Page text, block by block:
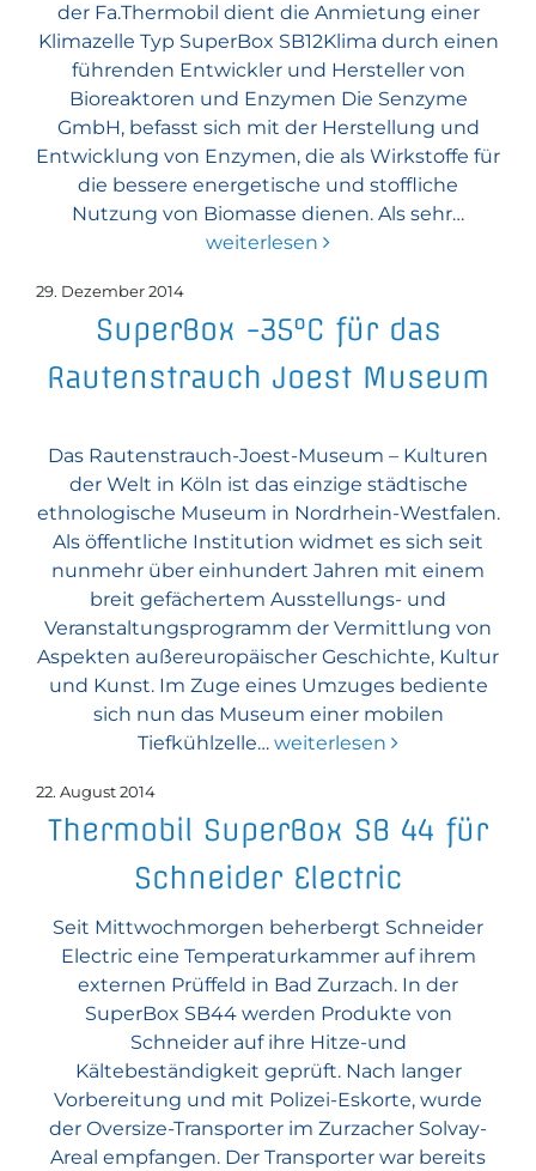
der Fa.Thermobil dient die Anmietung einer
Klimazelle Typ SuperBox SB12Klima durch einen
führenden Entwickler und Hersteller von
Bioreaktoren und Enzymen Die Senzyme
GmbH, befasst sich mit der Herstellung und
Entwicklung von Enzymen, die als Wirkstoffe für
die bessere energetische und stoffliche
Nutzung von Biomasse dienen. Als sehr…
weiterlesen
29. Dezember 2014
SuperBox -35°C für das
Rautenstrauch Joest Museum
Das Rautenstrauch-Joest-Museum – Kulturen
der Welt in Köln ist das einzige städtische
ethnologische Museum in Nordrhein-Westfalen.
Als öffentliche Institution widmet es sich seit
nunmehr über einhundert Jahren mit einem
breit gefächertem Ausstellungs- und
Veranstaltungsprogramm der Vermittlung von
Aspekten außereuropäischer Geschichte, Kultur
und Kunst. Im Zuge eines Umzuges bediente
sich nun das Museum einer mobilen
Tiefkühlzelle… weiterlesen
22. August 2014
Thermobil SuperBox SB 44 für
Schneider Electric
Seit Mittwochmorgen beherbergt Schneider
Electric eine Temperaturkammer auf ihrem
externen Prüffeld in Bad Zurzach. In der
SuperBox SB44 werden Produkte von
Schneider auf ihre Hitze-und
Kältebeständigkeit geprüft. Nach langer
Vorbereitung und mit Polizei-Eskorte, wurde
der Oversize-Transporter im Zurzacher Solvay-
Areal empfangen. Der Transporter war bereits